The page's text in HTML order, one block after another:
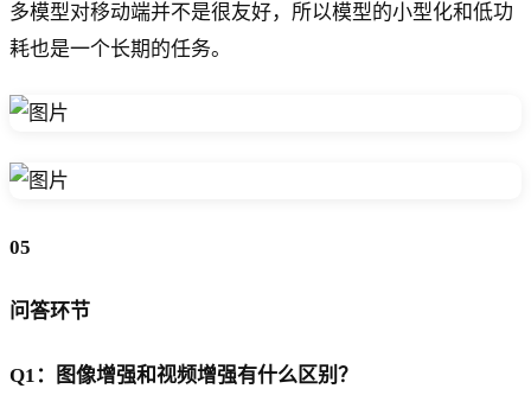
多模型对移动端并不是很友好，所以模型的小型化和低功
耗也是一个长期的任务。
05
问答环节
Q1：图像增强和视频增强有什么区别？